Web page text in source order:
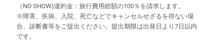
（NO SHOW)違約金：旅行費用総額の100％を請求します。
※障害、疾病、入院、死亡などでキャンセルせざるを得ない場
合、診断書等をご提出ください。提出期限は出発日より7日以内
です。